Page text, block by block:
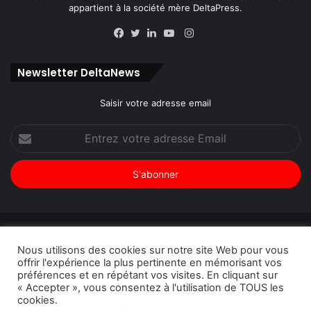
appartient à la société mère DeltaPress.
Instagram
Newsletter DeltaNews
Saisir votre adresse email
votre
adresse
Email
DeltaPress| ConceptionDoucSoft Technologies
Annonces
Contact Politique de confidentialité
Nous utilisons des cookies sur notre site Web pour vous
offrir l'expérience la plus pertinente en mémorisant vos
préférences et en répétant vos visites. En cliquant sur
« Accepter », vous consentez à l'utilisation de TOUS les
cookies.